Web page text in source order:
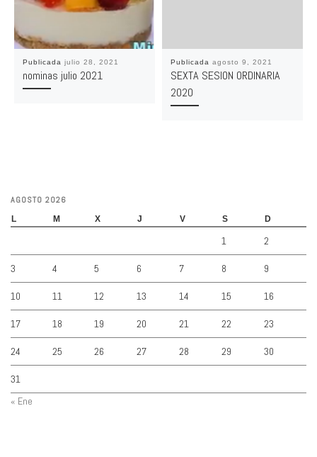
Publicada julio 28, 2021
nominas julio 2021
Publicada agosto 9, 2021
SEXTA SESION ORDINARIA
2020
AGOSTO 2026
L M X J V S D
1 2
3 4 5 6 7 8 9
10 11 12 13 14 15 16
17 18 19 20 21 22 23
24 25 26 27 28 29 30
31
« Ene